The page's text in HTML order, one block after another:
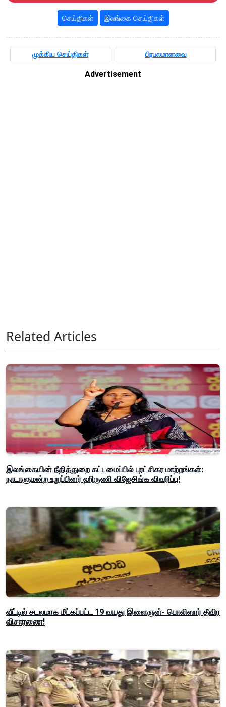
செய்திகள் இலங்கை செய்திகள்
முக்கிய செய்திகள் பிரபலமானவை
Advertisement
Related Articles
இலங்கையின் நீதித்துறை கட்டமைப்பில் புரட்சிகர மாற்றங்கள்:
நாடாளுமன்ற உறுப்பினர் ஹிருணி விஜேசிங்க விவரிப்பு!
வீட்டில் சடலமாக மீட்கப்பட்ட 19 வயது இளைஞன்- பொலிஸார் தீவிர
விசாரணை!